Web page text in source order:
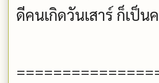
ดีคนเกิดวันเสาร์ ก็เป็